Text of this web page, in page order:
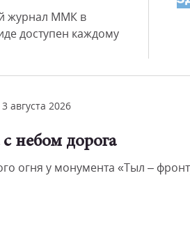
журнал ММК в
доступен каждому
3 августа 2026
небом дорога
огня у монумента «Тыл –